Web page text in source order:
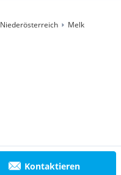
Kontaktieren
Niederösterreich Melk